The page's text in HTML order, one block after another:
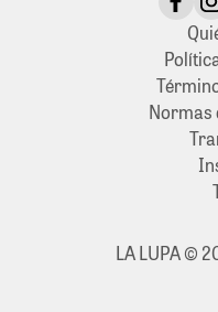
Normas
LA LUPA ©